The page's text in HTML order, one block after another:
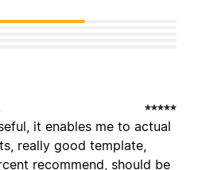
it enables me to actual
really good template,
recommend, should be